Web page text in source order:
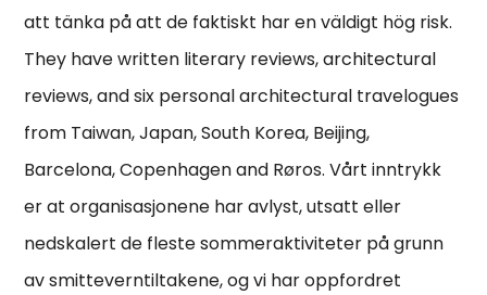
att tänka på att de faktiskt har en väldigt hög risk.
They have written literary reviews, architectural
reviews, and six personal architectural travelogues
from Taiwan, Japan, South Korea, Beijing,
Barcelona, Copenhagen and Røros. Vårt inntrykk
er at organisasjonene har avlyst, utsatt eller
nedskalert de fleste sommeraktiviteter på grunn
av smitteverntiltakene, og vi har oppfordret